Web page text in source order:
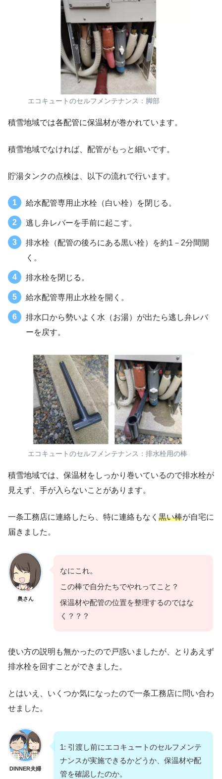
エコキュートのセルフメンテナンス：脚部
積雪地域では各配管に保温材が巻かれています。
積雪地域でなければ、配管がもっと細いです。
貯湯タンクの点検は、以下の流れで行います。
給水配管専用止水栓（白い栓）を閉じる。
逃し弁レバーを手前に起こす。
排水栓（配管の後ろにある黒い栓）を約1－2分間開
く。
排水栓を閉じる。
給水配管専用止水栓を開く。
排水口から勢いよく水（お湯）が出たら逃し弁レバ
ーを戻す。
エコキュートのセルフメンテナンス：排水栓用の棒
積雪地域では、保温材をしっかり巻いているので排水栓が
見えず、手が入らないことがあります。
一条工務店に連絡したら、特に連絡もなく 黒い棒が自宅に
届きました。
奥さん
なにこれ。
この棒で自分たちでやれってこと？
保温材や配管の位置を整理するのではな
く？？？
使い方の説明も無かったので戸惑いましたが、とりあえず
排水栓を回すことができました。
とはいえ、いくつか気になったので一条工務店に問い合わ
せました。
DINNER夫婦
1: 引渡し前にエコキュートのセルフメンテ
ナンスが実施できるかどうか、保温材や配
管を確認したのか。